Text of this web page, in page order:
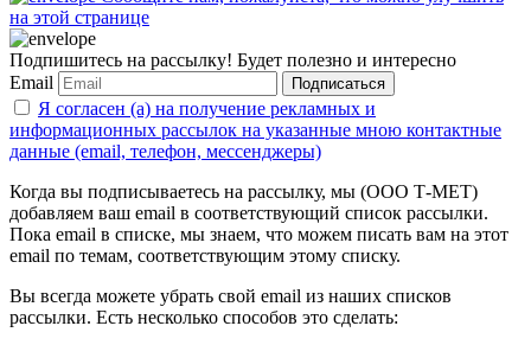
на этой странице
Подпишитесь на рассылку! Будет полезно и интересно
Email
Подписаться
Я согласен (а) на получение рекламных и
информационных рассылок на указанные мною контактные
данные (email, телефон, мессенджеры)
Когда вы подписываетесь на рассылку, мы (ООО Т-МЕТ)
добавляем ваш email в соответствующий список рассылки.
Пока email в списке, мы знаем, что можем писать вам на этот
email по темам, соответствующим этому списку.
Вы всегда можете убрать свой email из наших списков
рассылки. Есть несколько способов это сделать: